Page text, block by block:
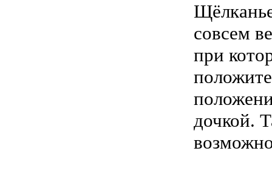
совсем
при
дочкой.